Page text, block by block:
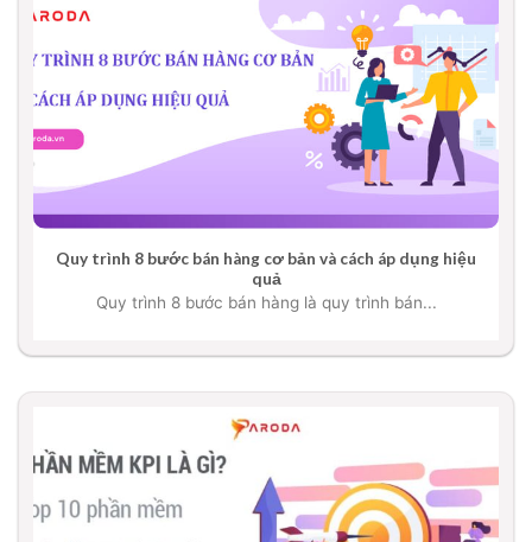
Quy trình 8 bước bán hàng cơ bản và cách áp dụng hiệu
quả
Quy trình 8 bước bán hàng là quy trình bán...